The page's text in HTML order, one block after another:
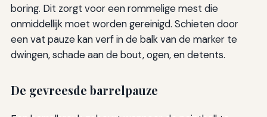
boring. Dit zorgt voor een rommelige mest die
onmiddellijk moet worden gereinigd. Schieten door
een vat pauze kan verf in de balk van de marker te
dwingen, schade aan de bout, ogen, en detents.
De gevreesde barrelpauze